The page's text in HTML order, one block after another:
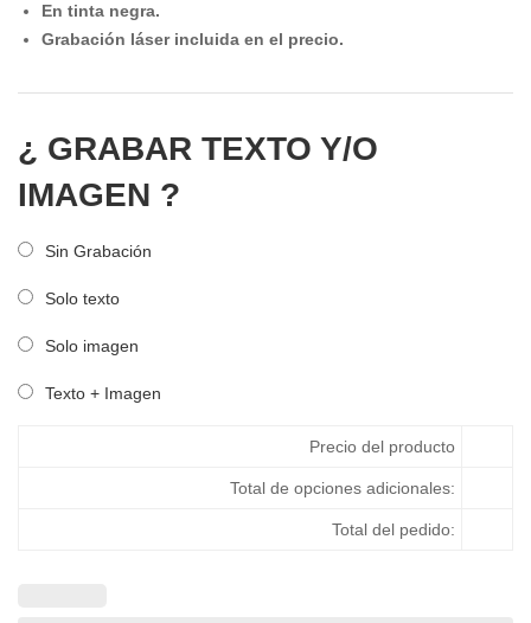
En tinta negra.
Grabación láser incluida en el precio.
¿ GRABAR TEXTO Y/O
IMAGEN ?
Sin Grabación
Solo texto
Solo imagen
Texto + Imagen
Precio del producto
Total de opciones adicionales:
Total del pedido: